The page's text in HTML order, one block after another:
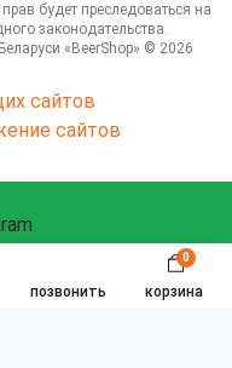
позвонить корзина
0
будет преследоваться на
законодательства.
«BeerShop» © 2026
сайтов
сайтов